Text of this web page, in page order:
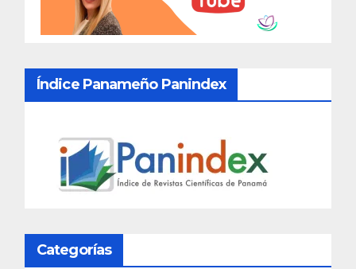
Índice Panameño Panindex
Categorías